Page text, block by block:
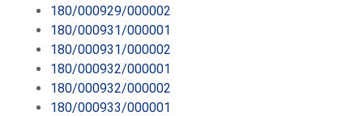
180/000929/000002
180/000931/000001
180/000931/000002
180/000932/000001
180/000932/000002
180/000933/000001